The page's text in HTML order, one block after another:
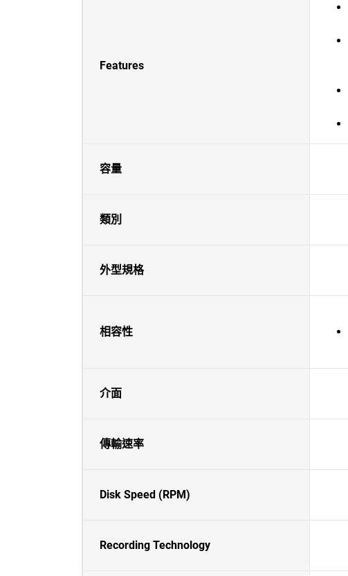
Features
容量
類別
外型規格
相容性
介面
傳輸速率
Disk Speed (RPM)
Recording Technology